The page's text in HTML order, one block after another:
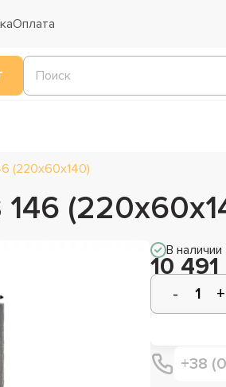
Оплата
(220х60х140)
В наличии
10